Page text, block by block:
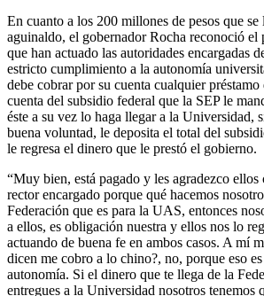
En cuanto a los 200 millones de pesos que se
aguinaldo, el gobernador Rocha reconoció el
que han actuado las autoridades encargadas
estricto cumplimiento a la autonomía
debe cobrar por su cuenta cualquier
cuenta del subsidio federal que la SEP le
éste a su vez lo haga llegar a la Universidad,
buena voluntad, le deposita el total del
le regresa el dinero que le prestó el gobierno.
“Muy bien, está pagado y les agradezco
rector encargado porque qué hacemos
Federación que es para la UAS, entonces
a ellos, es obligación nuestra y ellos nos lo
actuando de buena fe en ambos casos. A mí
dicen me cobro a lo chino?, no, porque eso
autonomía. Si el dinero que te llega de la
entregues a la Universidad nosotros tenemos